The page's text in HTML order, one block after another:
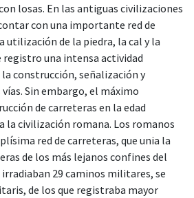
losas. En las antiguas civilizaciones
con una importante red de
utilización de la piedra, la cal y la
registro una intensa actividad
construcción, señalización y
Sin embargo, el máximo
de carreteras en la edad
la civilización romana. Los romanos
red de carreteras, que unia la
de los más lejanos confines del
29 caminos militares, se
de los que registraba mayor